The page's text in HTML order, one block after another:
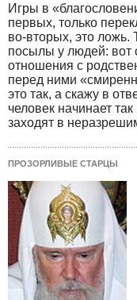
Игры в
первых, только
во-вторых, это
посылы у людей: вот
отношения с
перед ними
это так, а скажу в
человек начинает
заходят в
ПРОЗОРЛИВЫЕ СТАРЦЫ